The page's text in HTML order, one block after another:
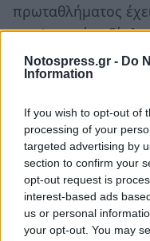
Notospress.gr - Do
Information
If you wish to opt-out of
processing of your
targeted advertising by
section to confirm your
opt-out request is
interest-based ads
us or personal
your opt-out. You may
πρωταθλήματος
της Λακωνίας
νίκη!
Η τιμή του
Πέντε (5) ευρώ
άνεργους
φοιτητές
Το εκδοτήριο
του αγώνα, στις